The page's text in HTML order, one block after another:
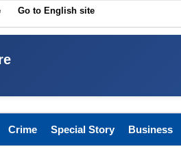
Go to English site
Crime Special Story Business